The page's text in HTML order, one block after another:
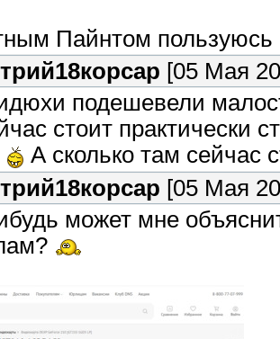
Пайнтом
[05 Мая
подешевели
стоит практически
А сколько там сейчас
[05 Мая
может мне